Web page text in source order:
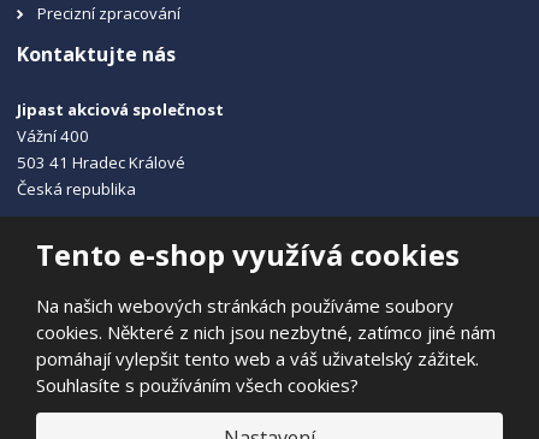
Tento e-shop využívá cookies
Na našich webových stránkách používáme soubory
cookies. Některé z nich jsou nezbytné, zatímco jiné nám
pomáhají vylepšit tento web a váš uživatelský zážitek.
Souhlasíte s používáním všech cookies?
Precizní zpracování
Kontaktujte nás
Jipast akciová společnost
Vážní 400
503 41 Hradec Králové
Česká republika
info@jipast.cz
© 2026, JIPAST akciová společnost
Ochrana osobních údajů